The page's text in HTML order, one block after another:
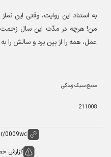
به استناد این روایت، وقتی این
من! هرچه در مدّت این سال زحمت
عمل، همه را از بین برد و سالش را به
منبع:سبک زندگی
211008
گزارش خطا